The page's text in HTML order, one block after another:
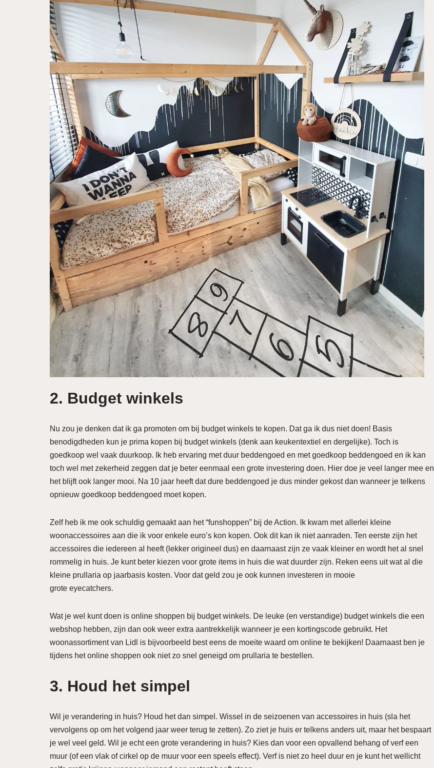
2. Budget winkels
Nu zou je denken dat ik ga promoten om bij budget winkels te kopen. Dat ga ik dus niet doen! Basis
benodigdheden kun je prima kopen bij budget winkels (denk aan keukentextiel en dergelijke). Toch is
goedkoop wel vaak duurkoop. Ik heb ervaring met duur beddengoed en met goedkoop beddengoed en ik kan
toch wel met zekerheid zeggen dat je beter eenmaal een grote investering doen. Hier doe je veel langer mee en
het blijft ook langer mooi. Na 10 jaar heeft dat dure beddengoed je dus minder gekost dan wanneer je telkens
opnieuw goedkoop beddengoed moet kopen.
Zelf heb ik me ook schuldig gemaakt aan het “funshoppen” bij de Action. Ik kwam met allerlei kleine
woonaccessoires aan die ik voor enkele euro’s kon kopen. Ook dit kan ik niet aanraden. Ten eerste zijn het
accessoires die iedereen al heeft (lekker origineel dus) en daarnaast zijn ze vaak kleiner en wordt het al snel
rommelig in huis. Je kunt beter kiezen voor grote items in huis die wat duurder zijn. Reken eens uit wat al die
kleine prullaria op jaarbasis kosten. Voor dat geld zou je ook kunnen investeren in mooie
grote eyecatchers.
Wat je wel kunt doen is online shoppen bij budget winkels. De leuke (en verstandige) budget winkels die een
webshop hebben, zijn dan ook weer extra aantrekkelijk wanneer je een kortingscode gebruikt. Het
woonassortiment van Lidl is bijvoorbeeld best eens de moeite waard om online te bekijken! Daarnaast ben je
tijdens het online shoppen ook niet zo snel geneigd om prullaria te bestellen.
3. Houd het simpel
Wil je verandering in huis? Houd het dan simpel. Wissel in de seizoenen van accessoires in huis (sla het
vervolgens op om het volgend jaar weer terug te zetten). Zo ziet je huis er telkens anders uit, maar het bespaart
je wel veel geld. Wil je echt een grote verandering in huis? Kies dan voor een opvallend behang of verf een
muur (of een vlak of cirkel op de muur voor een speels effect). Verf is niet zo heel duur en je kunt het wellicht